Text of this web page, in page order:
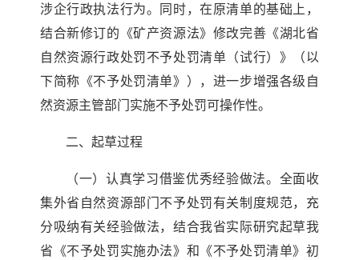
涉企行政执法行为。同时，在原清单的基础上，
结合新修订的《矿产资源法》修改完善《湖北省
自然资源行政处罚不予处罚清单（试行）》（以
下简称《不予处罚清单》），进一步增强各级自
然资源主管部门实施不予处罚可操作性。
二、起草过程
（一）认真学习借鉴优秀经验做法。全面收
集外省自然资源部门不予处罚有关制度规范，充
分吸纳有关经验做法，结合我省实际研究起草我
省《不予处罚实施办法》和《不予处罚清单》初